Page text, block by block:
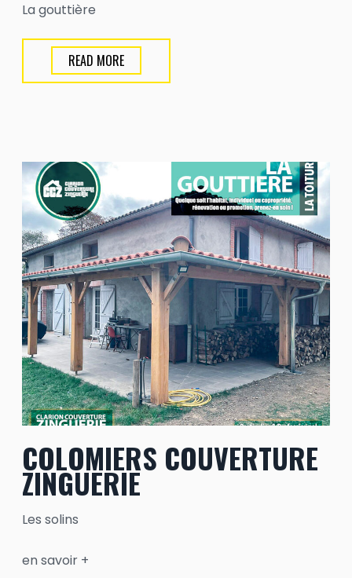
La gouttière
READ MORE
COLOMIERS COUVERTURE
ZINGUERIE
Les solins
en savoir +